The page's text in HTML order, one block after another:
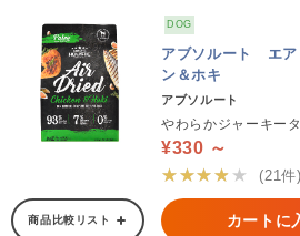
DOG
アブソルート エ
ン＆ホキ
アブソルート
やわらかジャーキー
¥330 ～
★★★★★
(21件)
商品比較リスト カートに